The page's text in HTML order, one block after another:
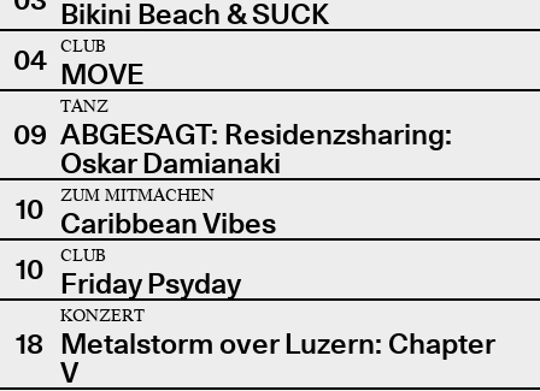
Bikini Beach & SUCK
04
CLUB
MOVE
09
TANZ
ABGESAGT: Residenzsharing:
Oskar Damianaki
10
ZUM MITMACHEN
Caribbean Vibes
10
CLUB
Friday Psyday
18
KONZERT
Metalstorm over Luzern: Chapter
V